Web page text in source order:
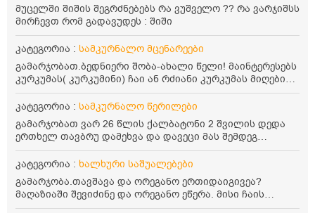
მუცელში შიშის შეგრძნებებს რა ვუშველო ?? რა ვარჯიშსს
მირჩევთ რომ გადავუდეს : შიში
კატეგორია : სამკურნალო მცენარეები
გამარჯობათ.ბედნიერი შობა-ახალი წელი! მაინტერესებს
კურკუმას( კურკუმინი) ჩაი ან რძიანი კურკუმას მიღების
წესი. მაინტერესებდა და წავიკითხე ასეთი ინფორმაცია:
კურკუმას გააჩნია ანთების საწინააღმდეგო,
დამამშვიდებელი და ანტიოქსიდანტური თვისებები.ის
უნდა მივიღოთო ცხიმთან და შავ პილპილთან ერთად
ეფექტურობის მიზნით. 1) პირველი ვარიანტი არის ჩაი:
როგორ მივიღო კურკუმას ჩაი? უზმოზე,ჭამამდე თუ ჭამის
შემდეგ? თბილი წყალი უნდა დავასხათ თუ მდუღარე?
წავიკითხე რომ კურკუმას თუ დავასხამთ მდუღარე
წყალს, ის დაკარგავსო სასარგებლო თვისებებს, ასევე
წავიკითხე რომ თუ არ ადუღდა კურკუმა წყალში, მაშინ
კატეგორია : სამკურნალო წერილები
გამარჯობათ ვარ 26 წლის ქალბატონი 2 შვილის დედა
ერთხელ თავბრუ დამეხვა და დავეცი მას შემდეგ
დამეწყო შიშები ვეღარ გავდიოდი გარეთ რადგან ისევ
ასე ცუდად არ გავხდარიყავი ყურის ანთება მქონდა
მეტინდა კიდე მეხვევა თავბრუ გარეთ გასვილისას
სახლში კარგად ვარ როცა ახსენებენ გარეთ წაავალა
კატეგორია : ხალხური საშუალებები
გამარჯობა.თავშავა და ორეგანო ერთიდაიგივეა?
მაღაზიაში შევიძინე და ორეგანო ეწერა. მისი ჩაის
დალევის წესი მაინტერესებს.რისთვის არის კარგი?